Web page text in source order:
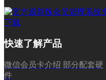
快速了解产品
微信会员卡介绍 部分配套硬
件